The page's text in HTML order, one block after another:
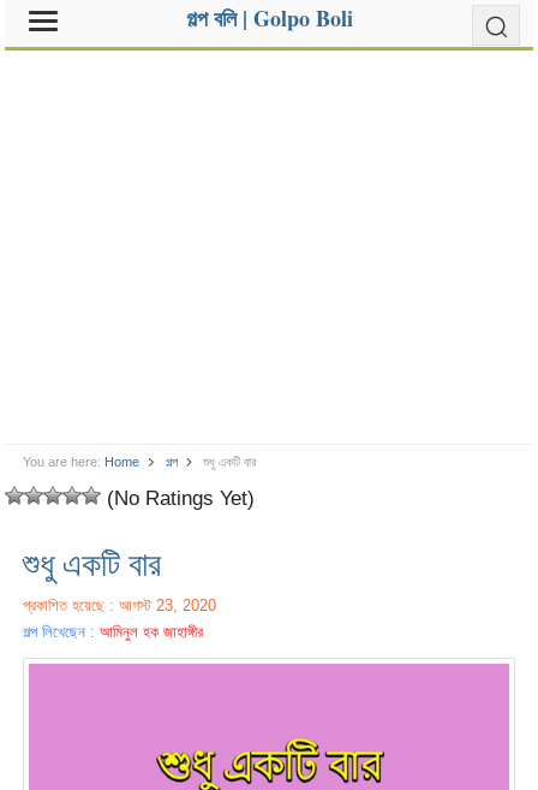
গল্প বলি | Golpo Boli
You are here: Home গল্প শুধু একটি বার
(No Ratings Yet)
শুধু একটি বার
প্রকাশিত হয়েছে : আগস্ট 23, 2020
গল্প লিখেছেন :আমিনুল হক জাহাঙ্গীর